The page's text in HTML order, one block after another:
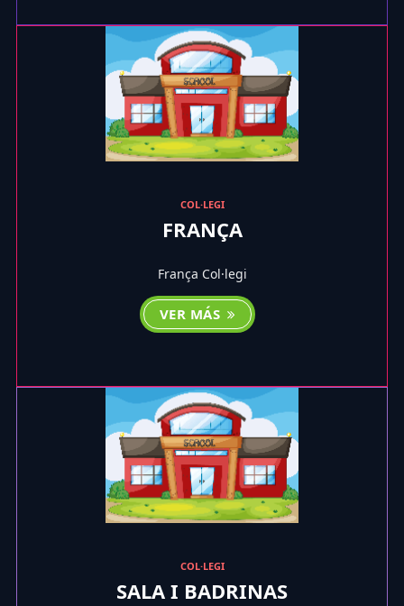
COL·LEGI
FRANÇA
França Col·legi
VER MÁS
COL·LEGI
SALA I BADRINAS